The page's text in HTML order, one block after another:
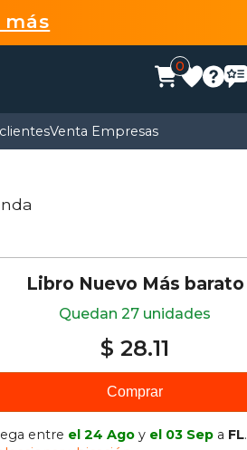
más
0
Venta Empresas
Libro Nuevo Más barato
Quedan 27 unidades
$ 28.11
Comprar
entre el 24 Ago y el 03 Sep a FL.